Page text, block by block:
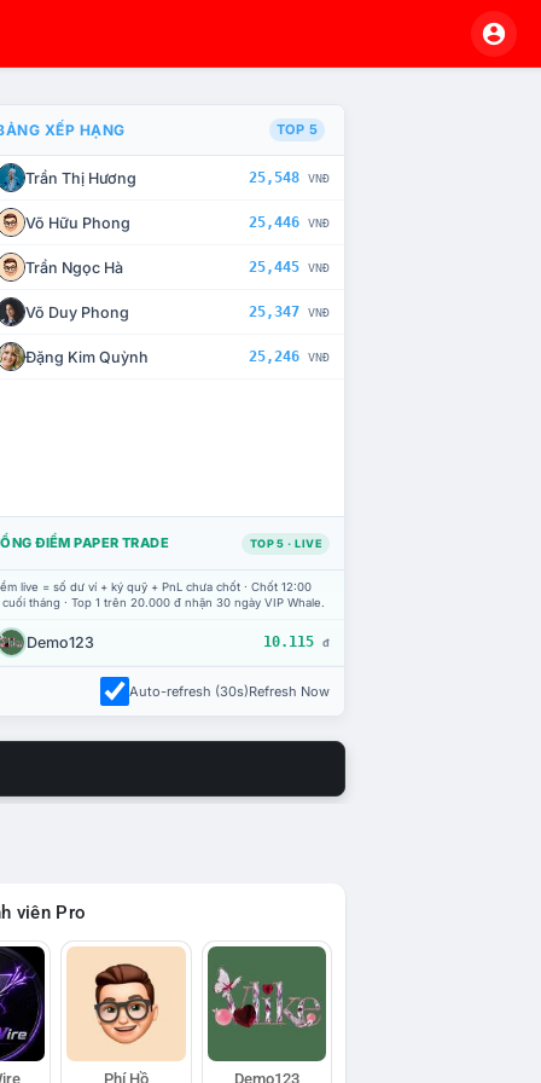
CHẾ TÀI XỬ LÝ VI PHẠM
XẾP HẠNG TOP 5
Trần Thị Hương 25,548 VNĐ
Võ Hữu Phong 25,446 VNĐ
Trần Ngọc Hà 25,445 VNĐ
Võ Duy Phong 25,347 VNĐ
Đặng Kim Quỳnh 25,246 VNĐ
ĐIỂM PAPER TRADE TOP 5 · LIVE
live = số dư ví + ký quỹ + PnL chưa chốt · Chốt 12:00
tháng · Top 1 trên 20.000 đ nhận 30 ngày VIP Whale.
Demo123 10.115 đ
Auto-refresh (30s)Refresh Now
viên Pro
Phí Hồ Demo123